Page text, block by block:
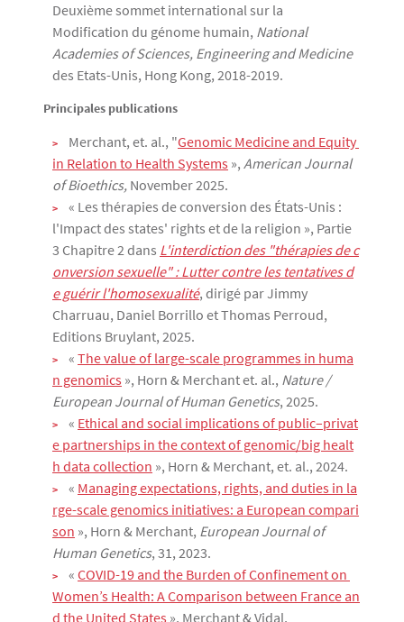
Deuxième sommet international sur la
Modification du génome humain, National
Academies of Sciences, Engineering and Medicine
des Etats-Unis, Hong Kong, 2018-2019.
Principales publications
Merchant, et. al., "Genomic Medicine and Equity
in Relation to Health Systems », American Journal
of Bioethics, November 2025.
« Les thérapies de conversion des États-Unis :
l'Impact des states' rights et de la religion », Partie
3 Chapitre 2 dans L'interdiction des "thérapies de c
onversion sexuelle" : Lutter contre les tentatives d
e guérir l'homosexualité, dirigé par Jimmy
Charruau, Daniel Borrillo et Thomas Perroud,
Editions Bruylant, 2025.
« The value of large-scale programmes in huma
n genomics », Horn & Merchant et. al., Nature /
European Journal of Human Genetics, 2025.
« Ethical and social implications of public–privat
e partnerships in the context of genomic/big healt
h data collection », Horn & Merchant, et. al., 2024.
« Managing expectations, rights, and duties in la
rge-scale genomics initiatives: a European compari
son », Horn & Merchant, European Journal of
Human Genetics, 31, 2023.
« COVID-19 and the Burden of Confinement on
Women’s Health: A Comparison between France an
d the United States », Merchant & Vidal,